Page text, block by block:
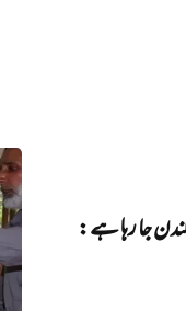
جا رہا ہے: